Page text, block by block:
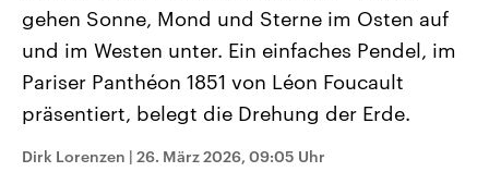
Landtagswahl Sachsen-Anhalt
2026
Alle Informationen
Sachsen-Anhalt wählt am 6.
Landtag. Seit 2021 wird das
USA
Aktuelle Beiträge,
Hintergründe
Wirtschaftlich und
den mächtigsten Ländern
gehen Sonne, Mond und Sterne im Osten auf
und im Westen unter. Ein einfaches Pendel, im
Pariser Panthéon 1851 von Léon Foucault
präsentiert, belegt die Drehung der Erde.
Dirk Lorenzen | 26. März 2026, 09:05 Uhr